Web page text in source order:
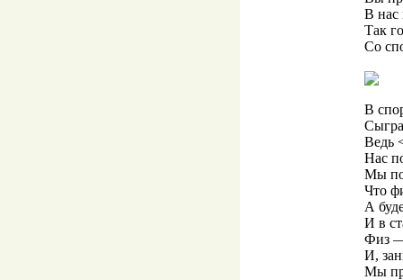
В нас
Так
Со
В
Ведь
Нас
Мы
Что
А
И в
Физ
И,
Мы